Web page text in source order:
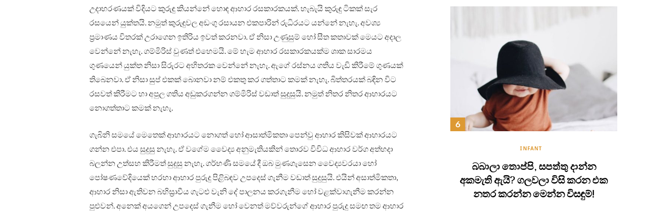
උදාහරණයක් විදියට කුරුඳු කියන්නේ හොඳ ආහාර රසකාරකයක්. හැබැයි කුරුඳු ටිකක් සැර
රසයෙන් යුක්තයි. නමුත් කුරුඳුවල අඩංගු රසායන එකපාරින් රුධිරයට යන්නේ නැහැ. අවශ්‍ය
ප්‍රමාණය විතරක් උරාගෙන ඉතිරිය ඉවත් කරනවා. ඒ නිසා උණුසුම් හෝ සීත කතාවක් මෙයට අදාල
වෙන්නේ නැහැ. ගම්මිරිස් වුණත් එහෙමයි. මේ හැම ආහාර රසකාරකයක්ම ශාක සාරමය
ගුණයෙන් යුක්ත නිසා සිරුරට අහිතරක වෙන්නේ නැහැ. ඇගේ රස්නය ගතිය වැඩි කිරීමේ ගුණයක්
තිබෙනවා. ඒ නිසා සුප් එකක් බොනවා නම් එකතු කර ගත්තාට කමක් නැහැ. බිත්තරයක් බඳින විට
රසවත් කිරීමට හා අපුල ගතිය අඩුකරගන්න ගම්මිරිස් වඩාත් සුදුසුයි. නමුත් නිතර නිතර ආහාරයට
නොගත්තාට කමක් නැහැ.
ගැබිනි සමයේ මෙතෙක් ආහාරයට නොගත් හෝ ආසාත්මිකතා පෙන්වු ආහාර කිසිවක් ආහාරයට
ගන්න එපා. එය සුදුසු නැහැ. ඒ වගේම වෙෙද්‍ය අනුමැතියකින් තොරව විවිධ ආහාර වර්ග අත්හදා
බලන්න උත්සහ කිරීමත් සුදුසු නැහැ. ගර්භණි සමයේ දී ඔබ මුණගැසෙන වෙෙද්‍යවරයා හෝ
පෝෂණවේදියෙක් හරහා ආහාර පුරුදු පිළිබඳව උපදෙස් ගැනීම වඩාත් සුදුසුයි. එයින් අසාත්මිකතා,
ආහාර නිසා ඇතිවන බහිස්‍රාවීය ගැටළු වැනි දේ පාලනය කරගැනීම හෝ වළක්වාගැනීම කරන්න
පුළුවන්. අනෙක් අයගෙන් උපදෙස් ගැනීම හෝ වෙනත් මව්වරුන්ගේ ආහාර පුරුදු සමඟ තම ආහාර
INFANT
බබාලා තොප්පි, සපත්තු දාන්න
අකමැති ඇයි? ගලවලා විසි කරන එක
නතර කරන්න මෙන්න විසඳුම්!